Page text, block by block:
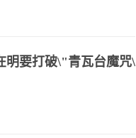
要打破\"青瓦台魔咒\"